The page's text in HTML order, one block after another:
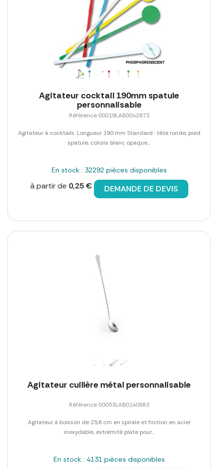
Agitateur cocktail 190mm spatule
personnalisable
Référence 00019LAB0042673
Agitateur à cocktails. Longueur 190 mm Standard : tête ronde, pied
spatule, coloris blanc opaque...
En stock : 32292 pièces disponibles
à partir de 0,25 € DEMANDE DE DEVIS
Agitateur cuillère métal personnalisable
Référence 00053LAB0140883
Agitateur à boisson de 25,6 cm en spirale et finition en acier
inoxydable, extrémité plate pour...
En stock : 4131 pièces disponibles